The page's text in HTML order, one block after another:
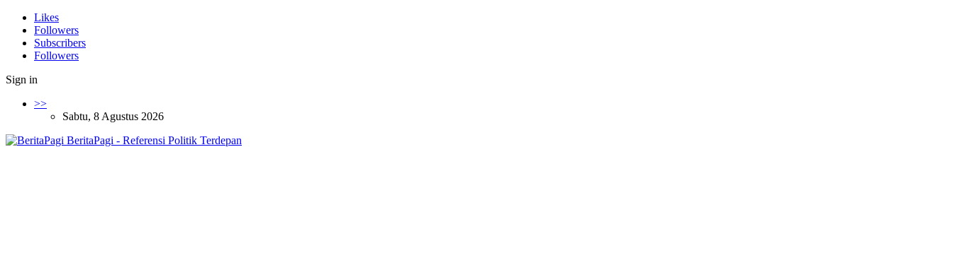
Likes
Followers
Subscribers
Followers
Sign in
>>
Sabtu, 8 Agustus 2026
BeritaPagi - Referensi Politik Terdepan